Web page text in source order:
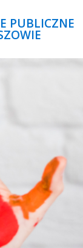
PUBLICZNE